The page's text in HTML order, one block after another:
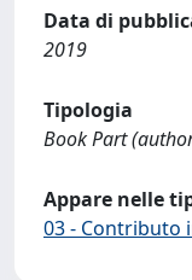
Data di
2019
Tipologia
Book Part
Appare nelle
03 - Contributo